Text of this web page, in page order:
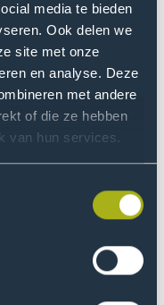
media te bieden
Ook delen we
site met onze
en analyse. Deze
met andere
of die ze hebben
van hun services.
diverse vlakken
of
scholen en andere
wijken met een